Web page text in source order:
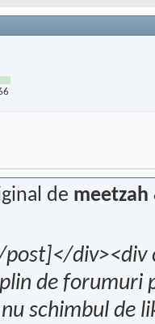
de meetzah
div><div
de forumuri
schimbul de